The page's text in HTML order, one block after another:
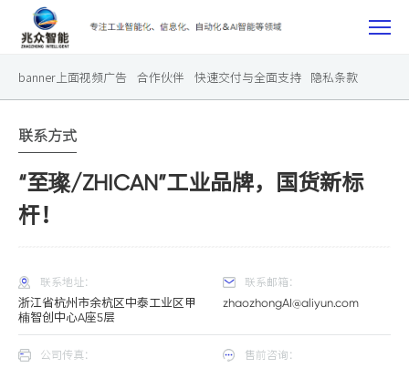
网
站
设
置
> 法律声明
banner上面视频广告 合作伙伴 快速交付与全面支持 隐私条款
法律声明 产品中心三个介绍
联系方式
“至璨/ZHICAN”工业品牌，国货新标
杆！
联系地址：
浙江省杭州市余杭区中泰工业区甲
楠智创中心A座5层
联系邮箱：
zhaozhongAI@aliyun.com
公司传真： 售前咨询：